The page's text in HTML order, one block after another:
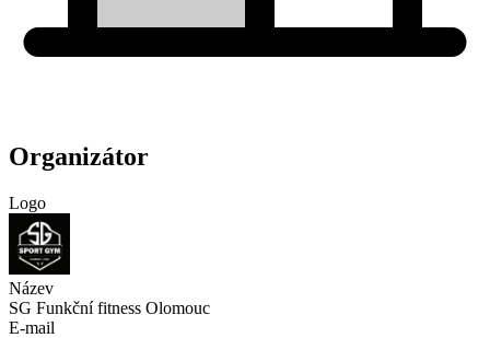
Organizátor
Logo
Název
SG Funkční fitness Olomouc
E-mail